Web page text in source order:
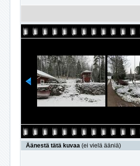
Äänestä tätä kuvaa (ei vielä ääniä)